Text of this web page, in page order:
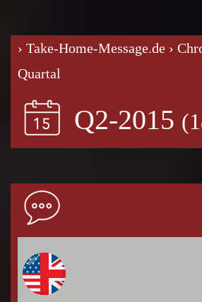
› Take-Home-Message.de ›
Quartal
Q2-2015